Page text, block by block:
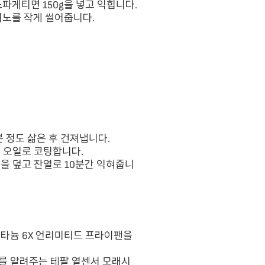
게티면 150g을 넣고 익힙니다.
를 작게 썰어줍니다.
정도 삶은 후 건져냅니다.
일로 코팅합니다.
덮고 잔열로 10분간 익혀줍니
늄 6X 언리미티드 프라이팬을
알려주는 테팔 열센서 모래시